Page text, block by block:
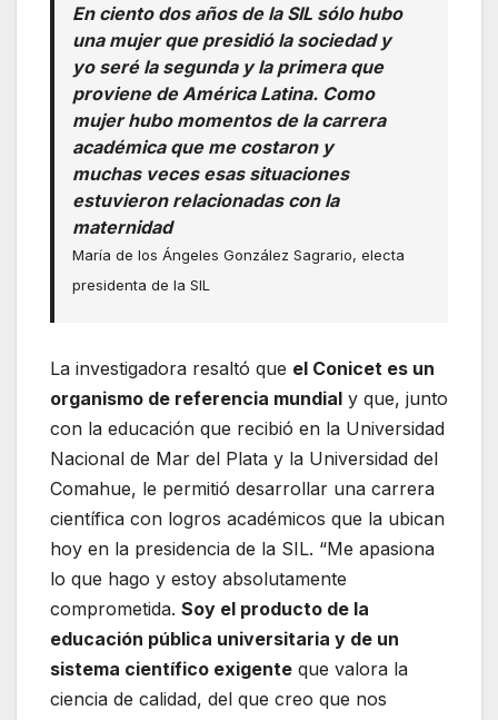
En ciento dos años de la SIL sólo hubo
una mujer que presidió la sociedad y
yo seré la segunda y la primera que
proviene de América Latina. Como
mujer hubo momentos de la carrera
académica que me costaron y
muchas veces esas situaciones
estuvieron relacionadas con la
maternidad
María de los Ángeles González Sagrario, electa
presidenta de la SIL
La investigadora resaltó que el Conicet es un
organismo de referencia mundial y que, junto
con la educación que recibió en la Universidad
Nacional de Mar del Plata y la Universidad del
Comahue, le permitió desarrollar una carrera
científica con logros académicos que la ubican
hoy en la presidencia de la SIL. “Me apasiona
lo que hago y estoy absolutamente
comprometida. Soy el producto de la
educación pública universitaria y de un
sistema científico exigente que valora la
ciencia de calidad, del que creo que nos